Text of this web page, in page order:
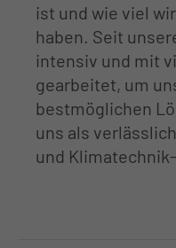
ist und wie viel
haben. Seit
intensiv und mit
gearbeitet, um
bestmöglichen
uns als
und